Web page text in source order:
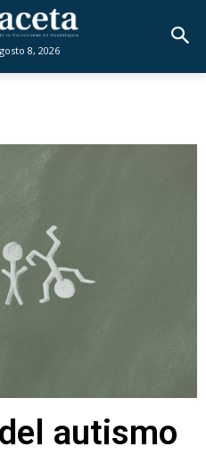
8, 2026
autismo